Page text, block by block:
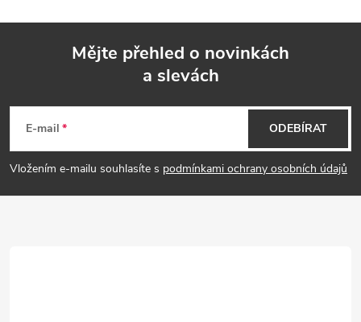
p
Mějte přehled o novinkách
a slevách
E-mail
Vložením e-mailu souhlasíte s podmínkami ochrany osobních údajů
ODEBÍRAT